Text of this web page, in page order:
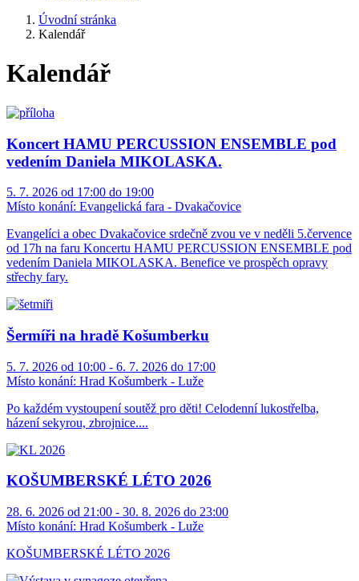
Úvodní stránka
Kalendář
Kalendář
Koncert HAMU PERCUSSION ENSEMBLE pod
vedením Daniela MIKOLASKA.
5. 7. 2026 od 17:00 do 19:00
Místo konání: Evangelická fara - Dvakačovice
Evangelíci a obec Dvakačovice srdečně zvou ve v neděli 5.července
od 17h na faru Koncertu HAMU PERCUSSION ENSEMBLE pod
vedením Daniela MIKOLASKA. Benefice ve prospěch opravy
střechy fary.
Šermíři na hradě Košumberku
5. 7. 2026 od 10:00 - 6. 7. 2026 do 17:00
Místo konání: Hrad Košumberk - Luže
Po každém vystoupení soutěž pro děti! Celodenní lukostřelba,
házení sekyrou, zbrojnice....
KOŠUMBERSKÉ LÉTO 2026
28. 6. 2026 od 21:00 - 30. 8. 2026 do 23:00
Místo konání: Hrad Košumberk - Luže
KOŠUMBERSKÉ LÉTO 2026